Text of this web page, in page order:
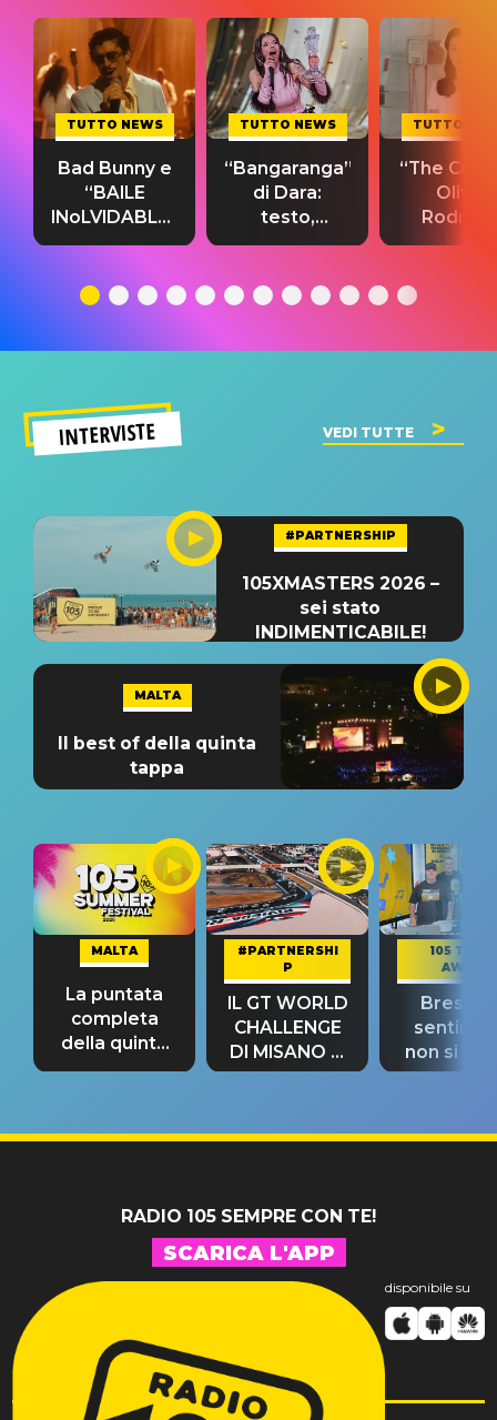
TUTTO NEWS
Bad Bunny e
“BAILE
INoLVIDABLE”:
testo,
significato
TUTTO NEWS
“Bangaranga”
di Dara:
testo,
traduzione e
del singolo
TUTTO
“The
Olivia
testo,
INTERVISTE VEDI TUTTE
#PARTNERSHIP
105XMASTERS 2026 –
sei stato
INDIMENTICABILE!
MALTA
Il best of della quinta
tappa
MALTA
La puntata
completa
della quinta
tappa
#PARTNERSHI
P
IL GT WORLD
CHALLENGE
DI MISANO si
riconferma
105 TAKE
AWAY
Bresh:
non si
fino alla
RADIO 105 SEMPRE CON TE!
SCARICA L'APP
disponibile su